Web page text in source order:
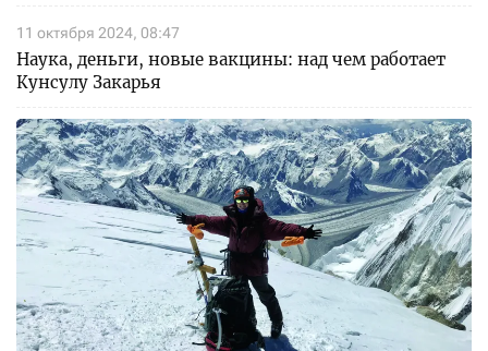
11 октября 2024, 08:47
Наука, деньги, новые вакцины: над чем работает
Кунсулу Закарья